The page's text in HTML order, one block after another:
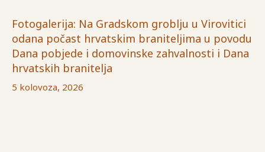
Fotogalerija: Na Gradskom groblju u Virovitici
odana počast hrvatskim braniteljima u povodu
Dana pobjede i domovinske zahvalnosti i Dana
hrvatskih branitelja
5 kolovoza, 2026